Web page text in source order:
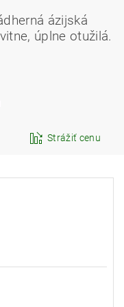
ázijská
úplne otužilá.
Strážiť cenu